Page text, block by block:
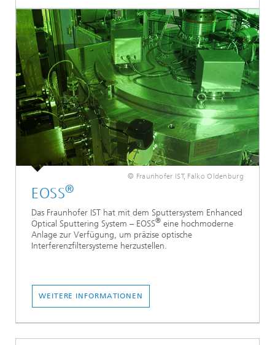
© Fraunhofer IST, Falko Oldenburg
EOSS®
Das Fraunhofer IST hat mit dem Sputtersystem Enhanced
Optical Sputtering System – EOSS® eine hochmoderne
Anlage zur Verfügung, um präzise optische
Interferenzfiltersysteme herzustellen.
WEITERE INFORMATIONEN